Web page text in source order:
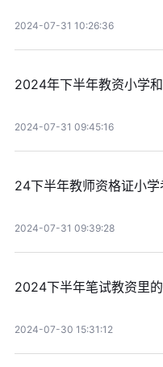
2024-07-31 10:26:36
2024年下半年教资小学
2024-07-31 09:45:16
24下半年教师资格证小学
2024-07-31 09:39:28
2024下半年笔试教资里的
2024-07-30 15:31:12